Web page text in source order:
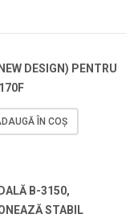
DESIGN) PENTRU
ÎN COȘ
B-3150,
STABIL